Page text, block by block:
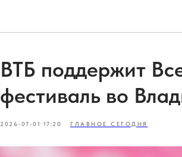
ВТБ поддержит
фестиваль во
2026-07-01 17:20 ГЛАВНОЕ СЕГОДНЯ